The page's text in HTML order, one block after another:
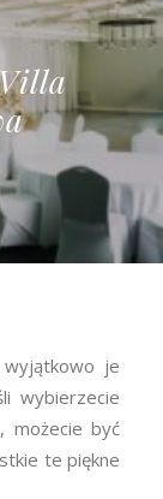
wyjątkowo je
wybierzecie
, możecie być
te piękne